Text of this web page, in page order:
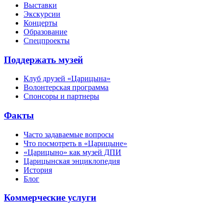
Выставки
Экскурсии
Концерты
Образование
Спецпроекты
Поддержать музей
Клуб друзей «Царицына»
Волонтерская программа
Спонсоры и партнеры
Факты
Часто задаваемые вопросы
Что посмотреть в «Царицыне»
«Царицыно» как музей ДПИ
Царицынская энциклопедия
История
Блог
Коммерческие услуги